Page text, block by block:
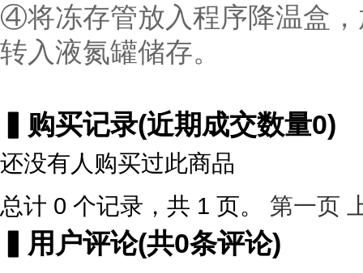
④将冻存管放入程序降温盒
转入液氮罐储存。
购买记录(近期成交数量0)
还没有人购买过此商品
总计 0 个记录，共 1 页。 第一页
用户评论(共0条评论)